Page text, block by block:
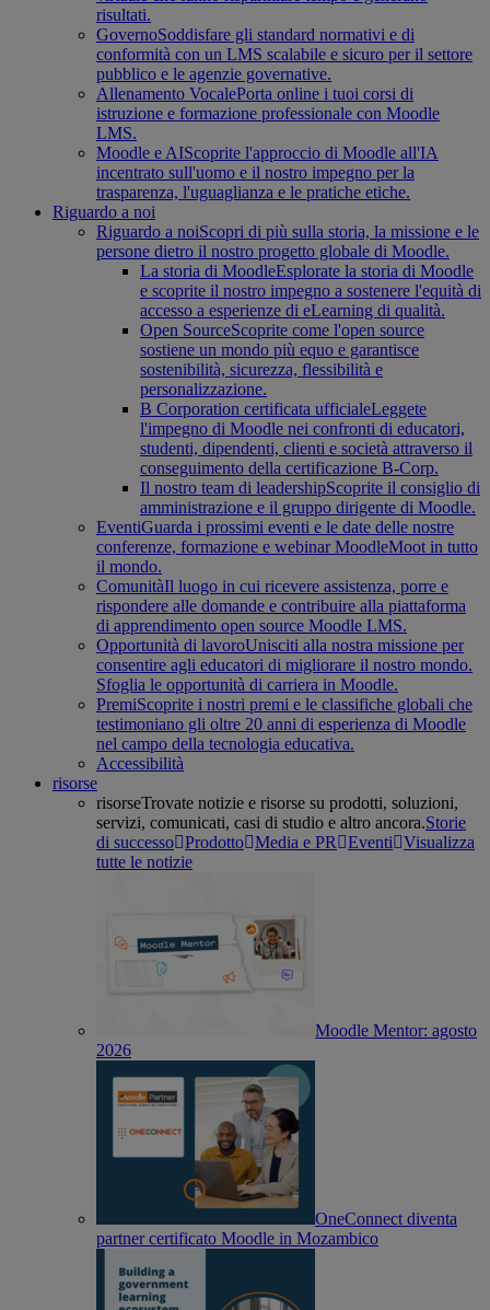
risultati.
GovernoSoddisfare gli standard normativi e di
conformità con un LMS scalabile e sicuro per il settore
pubblico e le agenzie governative.
Allenamento VocalePorta online i tuoi corsi di
istruzione e formazione professionale con Moodle
LMS.
Moodle e AIScoprite l'approccio di Moodle all'IA
incentrato sull'uomo e il nostro impegno per la
trasparenza, l'uguaglianza e le pratiche etiche.
Riguardo a noi
Riguardo a noiScopri di più sulla storia, la missione e le
persone dietro il nostro progetto globale di Moodle.
La storia di MoodleEsplorate la storia di Moodle
e scoprite il nostro impegno a sostenere l'equità di
accesso a esperienze di eLearning di qualità.
Open SourceScoprite come l'open source
sostiene un mondo più equo e garantisce
sostenibilità, sicurezza, flessibilità e
personalizzazione.
B Corporation certificata ufficialeLeggete
l'impegno di Moodle nei confronti di educatori,
studenti, dipendenti, clienti e società attraverso il
conseguimento della certificazione B-Corp.
Il nostro team di leadershipScoprite il consiglio di
amministrazione e il gruppo dirigente di Moodle.
EventiGuarda i prossimi eventi e le date delle nostre
conferenze, formazione e webinar MoodleMoot in tutto
il mondo.
ComunitàIl luogo in cui ricevere assistenza, porre e
rispondere alle domande e contribuire alla piattaforma
di apprendimento open source Moodle LMS.
Opportunità di lavoroUnisciti alla nostra missione per
consentire agli educatori di migliorare il nostro mondo.
Sfoglia le opportunità di carriera in Moodle.
PremiScoprite i nostri premi e le classifiche globali che
testimoniano gli oltre 20 anni di esperienza di Moodle
nel campo della tecnologia educativa.
Accessibilità
risorse
risorseTrovate notizie e risorse su prodotti, soluzioni,
servizi, comunicati, casi di studio e altro ancora.Storie
di successo Prodotto Media e PR Eventi
Visualizza
tutte le notizie
Moodle Mentor: agosto
2026
OneConnect diventa
partner certificato Moodle in Mozambico